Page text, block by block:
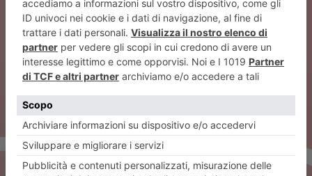
ARTICOLO SUCCESSIVO
EXPOSED Torino Photo
Festival: Mettersi a nudo